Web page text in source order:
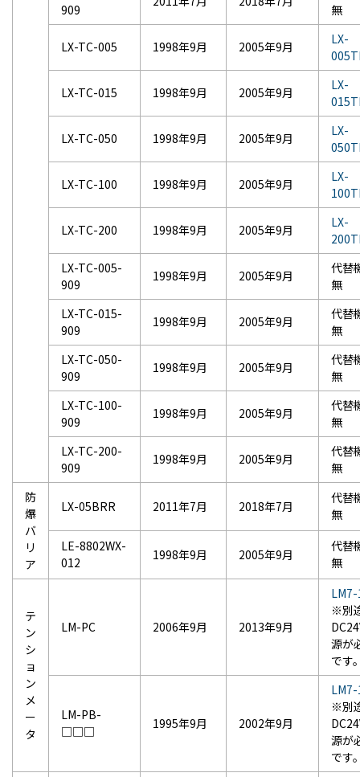
909
無
LX-TC-005 1998年9月 2005年9月
LX-
LX-TC-015 1998年9月 2005年9月
LX-
LX-TC-050 1998年9月 2005年9月
LX-
LX-TC-100 1998年9月 2005年9月
LX-
LX-TC-200 1998年9月 2005年9月
LX-
LX-TC-005-
909
1998年9月 2005年9月
代替
無
LX-TC-015-
909
1998年9月 2005年9月
代替
無
LX-TC-050-
909
1998年9月 2005年9月
代替
無
LX-TC-100-
909
1998年9月 2005年9月
代替
無
LX-TC-200-
909
1998年9月 2005年9月
代替
無
防
爆
バ
リ
ア
LX-05BRR 2011年7月 2018年7月
代替
無
LE-8802WX-
012
1998年9月 2005年9月
代替
無
テ
ン
シ
ョ
ン
メ
ー
タ
LM-PC 2006年9月 2013年9月
※別
源が
です
LM-PB-
□□□
1995年9月 2002年9月
※別
源が
です